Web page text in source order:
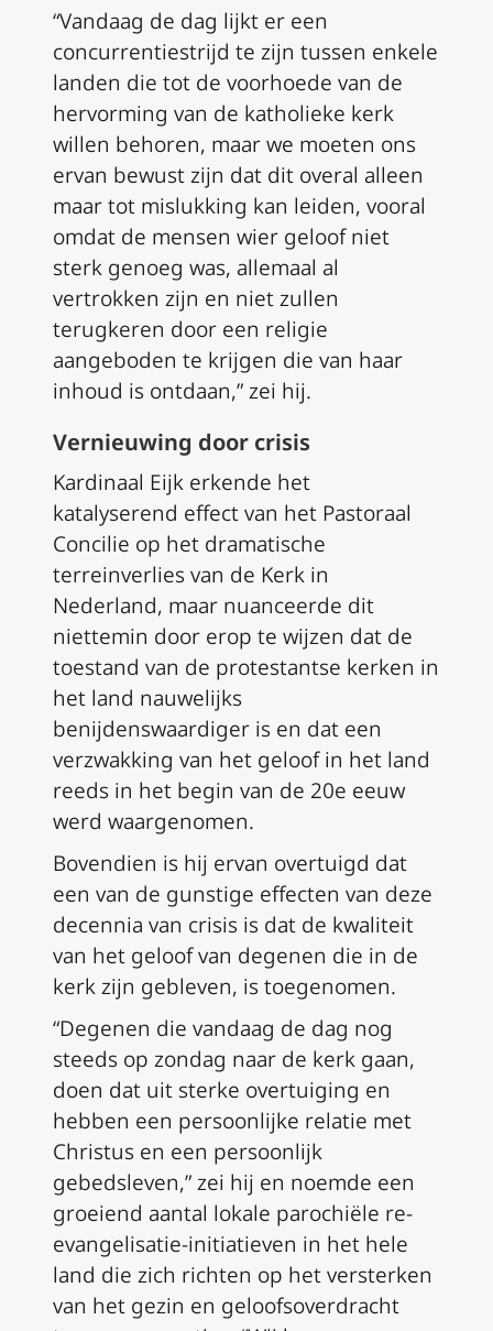
“Vandaag de dag lijkt er een
concurrentiestrijd te zijn tussen enkele
landen die tot de voorhoede van de
hervorming van de katholieke kerk
willen behoren, maar we moeten ons
ervan bewust zijn dat dit overal alleen
maar tot mislukking kan leiden, vooral
omdat de mensen wier geloof niet
sterk genoeg was, allemaal al
vertrokken zijn en niet zullen
terugkeren door een religie
aangeboden te krijgen die van haar
inhoud is ontdaan,” zei hij.
Vernieuwing door crisis
Kardinaal Eijk erkende het
katalyserend effect van het Pastoraal
Concilie op het dramatische
terreinverlies van de Kerk in
Nederland, maar nuanceerde dit
niettemin door erop te wijzen dat de
toestand van de protestantse kerken in
het land nauwelijks
benijdenswaardiger is en dat een
verzwakking van het geloof in het land
reeds in het begin van de 20e eeuw
werd waargenomen.
Bovendien is hij ervan overtuigd dat
een van de gunstige effecten van deze
decennia van crisis is dat de kwaliteit
van het geloof van degenen die in de
kerk zijn gebleven, is toegenomen.
“Degenen die vandaag de dag nog
steeds op zondag naar de kerk gaan,
doen dat uit sterke overtuiging en
hebben een persoonlijke relatie met
Christus en een persoonlijk
gebedsleven,” zei hij en noemde een
groeiend aantal lokale parochiële re-
evangelisatie-initiatieven in het hele
land die zich richten op het versterken
van het gezin en geloofsoverdracht